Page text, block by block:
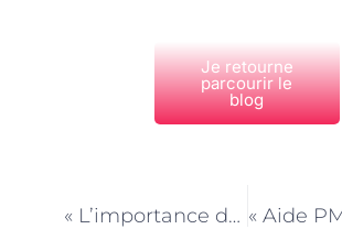
Je retourne
parcourir le
blog
« L’importance de la connaissance des produits d’entretien pour un Employé de maison à Paris »